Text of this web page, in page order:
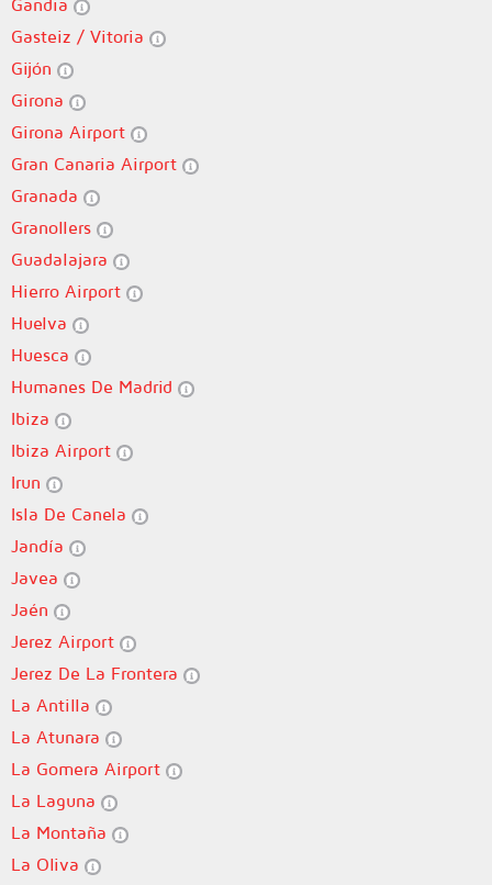
Gandia
Gasteiz / Vitoria
Gijón
Girona
Girona Airport
Gran Canaria Airport
Granada
Granollers
Guadalajara
Hierro Airport
Huelva
Huesca
Humanes De Madrid
Ibiza
Ibiza Airport
Irun
Isla De Canela
Jandía
Javea
Jaén
Jerez Airport
Jerez De La Frontera
La Antilla
La Atunara
La Gomera Airport
La Laguna
La Montaña
La Oliva